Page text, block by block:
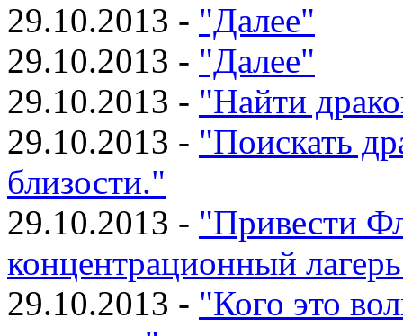
29.10.2013 - "Далее"
29.10.2013 - "Далее"
29.10.2013 - "Найти
29.10.2013 - "Поискать
близости."
29.10.2013 - "Привести
концентрационный
29.10.2013 - "Кого это